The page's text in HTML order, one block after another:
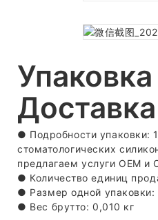
Доставка
● Подробности упаковки:
стоматологических
предлагаем услуги OEM и
● Количество единиц
● Размер одной упаковки:
● Вес брутто: 0,010 кг